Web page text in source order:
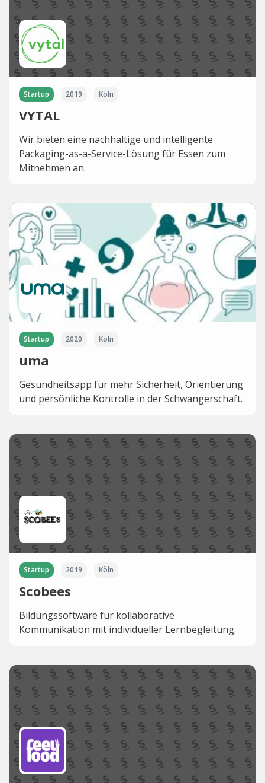
Startup 2019 Köln
VYTAL
Wir bieten eine nachhaltige und intelligente
Packaging-as-a-Service-Lösung für Essen zum
Mitnehmen an.
Startup 2020 Köln
uma
Gesundheitsapp für mehr Sicherheit, Orientierung
und persönliche Kontrolle in der Schwangerschaft.
Startup 2019 Köln
Scobees
Bildungssoftware für kollaborative
Kommunikation mit individueller Lernbegleitung.